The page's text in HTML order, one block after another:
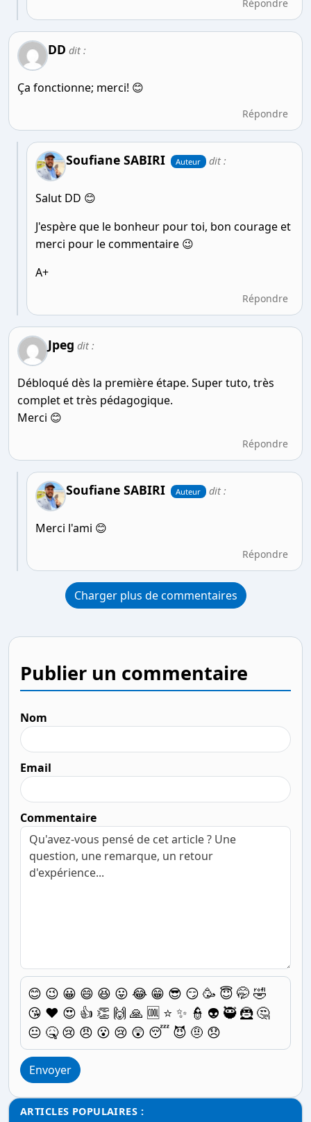
Répondre
DD dit :
Ça fonctionne; merci! 😊
Répondre
Soufiane SABIRI Auteur dit :
Salut DD 😊
J'espère que le bonheur pour toi, bon courage et
merci pour le commentaire 😉
A+
Répondre
Jpeg dit :
Débloqué dès la première étape. Super tuto, très
complet et très pédagogique.
Merci 😊
Répondre
Soufiane SABIRI Auteur dit :
Merci l'ami 😊
Répondre
Charger plus de commentaires
Publier un commentaire
Nom
Email
Commentaire
😊 😉 😀 😄 😆 😛 😂 😁 😎 😏 🥳 😇 🤭 🤣
😘 ❤️ 😍 👍 👏 🙌 🙏 🆒 ⭐ ✨ 👮 👽 🥷 🦹 🤔
😐 🤒 😢 😠 😮 😢 😲 😴 😈 🤨 😞
Envoyer
ARTICLES POPULAIRES :